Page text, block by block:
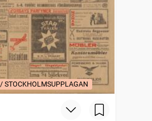
STOCKHOLMSUPPLAGAN